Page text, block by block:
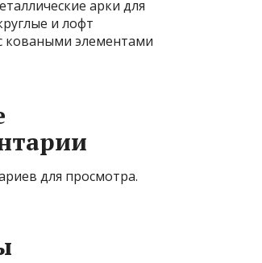
арки для
и лофт
коваными элементами
для просмотра.